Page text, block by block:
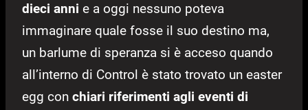
dieci anni e a oggi nessuno poteva
immaginare quale fosse il suo destino ma,
un barlume di speranza si è acceso quando
all’interno di Control è stato trovato un easter
egg con chiari riferimenti agli eventi di